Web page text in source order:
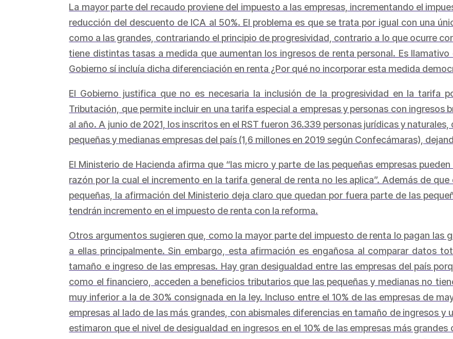
La mayor parte del recaudo proviene del impuesto a las empresas, incrementando el
reducción del descuento de ICA al 50%. El problema es que se trata por igual con una
como a las grandes, contrariando el principio de progresividad, contrario a lo que ocurre
tiene distintas tasas a medida que aumentan los ingresos de renta personal. Es
Gobierno sí incluía dicha diferenciación en renta ¿Por qué no incorporar esta medida
El Gobierno justifica que no es necesaria la inclusión de la progresividad en la tarifa
Tributación, que permite incluir en una tarifa especial a empresas y personas con
al año. A junio de 2021, los inscritos en el RST fueron 36.339 personas jurídicas y naturales,
pequeñas y medianas empresas del país (1,6 millones en 2019 según Confecámaras),
El Ministerio de Hacienda afirma que “las micro y parte de las pequeñas empresas
razón por la cual el incremento en la tarifa general de renta no les aplica”. Además de
pequeñas, la afirmación del Ministerio deja claro que quedan por fuera parte de las
tendrán incremento en el impuesto de renta con la reforma.
Otros argumentos sugieren que, como la mayor parte del impuesto de renta lo pagan las
a ellas principalmente. Sin embargo, esta afirmación es engañosa al comparar datos
tamaño e ingreso de las empresas. Hay gran desigualdad entre las empresas del país
como el financiero, acceden a beneficios tributarios que las pequeñas y medianas no
muy inferior a la de 30% consignada en la ley. Incluso entre el 10% de las empresas de
empresas al lado de las más grandes, con abismales diferencias en tamaño de ingresos
estimaron que el nivel de desigualdad en ingresos en el 10% de las empresas más